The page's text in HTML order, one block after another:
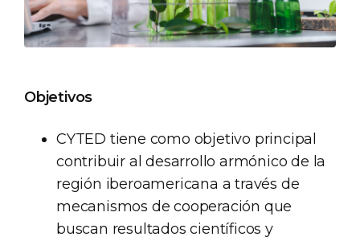
Objetivos
CYTED tiene como objetivo principal
contribuir al desarrollo armónico de la
región iberoamericana a través de
mecanismos de cooperación que
buscan resultados científicos y